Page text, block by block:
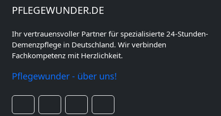
PFLEGEWUNDER.DE
Ihr vertrauensvoller Partner für spezialisierte 24-Stunden-
Demenzpflege in Deutschland. Wir verbinden
Fachkompetenz mit Herzlichkeit.
Pflegewunder - über uns!